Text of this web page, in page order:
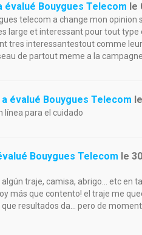
évalué Bouygues Telecom le
telecom a change mon
large et interessant pour tout
tres interessantestout comme
de partout meme a la
évalué Bouygues Telecom le
línea para el cuidado
Bouygues Telecom le
traje, camisa, abrigo... etc en
más que contento! el traje me
resultados da... pero de